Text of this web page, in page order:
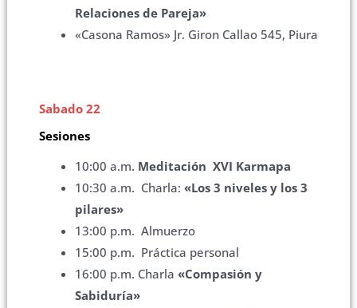
Relaciones de Pareja»
«Casona Ramos» Jr. Giron Callao 545, Piura
Sabado 22
Sesiones
10:00 a.m. Meditación XVI Karmapa
10:30 a.m. Charla: «Los 3 niveles y los 3
pilares»
13:00 p.m. Almuerzo
15:00 p.m. Práctica personal
16:00 p.m. Charla «Compasión y
Sabiduría»